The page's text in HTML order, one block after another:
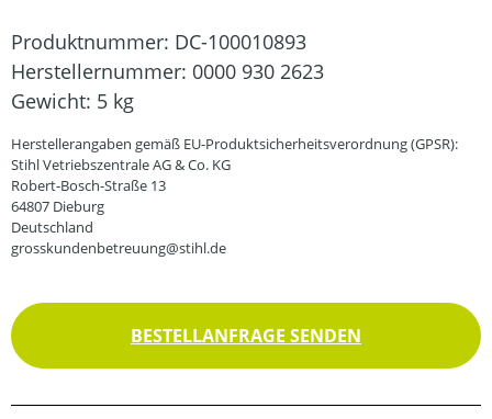
Produktnummer: DC-100010893
Herstellernummer: 0000 930 2623
Gewicht: 5 kg
Herstellerangaben gemäß EU-Produktsicherheitsverordnung (GPSR):
Stihl Vetriebszentrale AG & Co. KG
Robert-Bosch-Straße 13
64807 Dieburg
Deutschland
grosskundenbetreuung@stihl.de
BESTELLANFRAGE SENDEN